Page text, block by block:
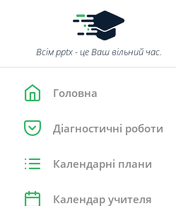
Всім pptx - це Ваш вільний час.
Головна
Діагностичні роботи
Календарні плани
Календар учителя